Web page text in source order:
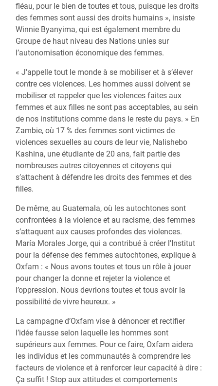
fléau, pour le bien de toutes et tous, puisque les droits
des femmes sont aussi des droits humains », insiste
Winnie Byanyima, qui est également membre du
Groupe de haut niveau des Nations unies sur
l’autonomisation économique des femmes.
« J’appelle tout le monde à se mobiliser et à s’élever
contre ces violences. Les hommes aussi doivent se
mobiliser et rappeler que les violences faites aux
femmes et aux filles ne sont pas acceptables, au sein
de nos institutions comme dans le reste du pays. » En
Zambie, où 17 % des femmes sont victimes de
violences sexuelles au cours de leur vie, Nalishebo
Kashina, une étudiante de 20 ans, fait partie des
nombreuses autres citoyennes et citoyens qui
s’attachent à défendre les droits des femmes et des
filles.
De même, au Guatemala, où les autochtones sont
confrontées à la violence et au racisme, des femmes
s’attaquent aux causes profondes des violences.
María Morales Jorge, qui a contribué à créer l’Institut
pour la défense des femmes autochtones, explique à
Oxfam : « Nous avons toutes et tous un rôle à jouer
pour changer la donne et rejeter la violence et
l’oppression. Nous devrions toutes et tous avoir la
possibilité de vivre heureux. »
La campagne d’Oxfam vise à dénoncer et rectifier
l’idée fausse selon laquelle les hommes sont
supérieurs aux femmes. Pour ce faire, Oxfam aidera
les individus et les communautés à comprendre les
facteurs de violence et à renforcer leur capacité à dire :
Ça suffit ! Stop aux attitudes et comportements